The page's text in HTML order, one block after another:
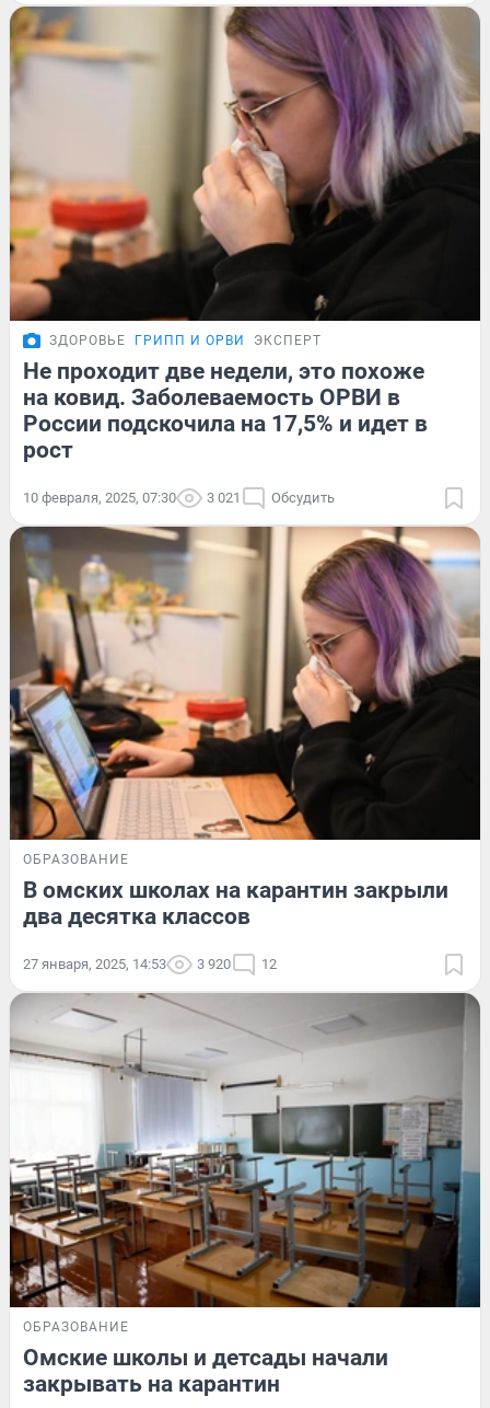
ЗДОРОВЬЕ ГРИПП И ОРВИ ЭКСПЕРТ
Не проходит две недели, это похоже
на ковид. Заболеваемость ОРВИ в
России подскочила на 17,5% и идет в
рост
10 февраля, 2025, 07:30 3 021 Обсудить
ОБРАЗОВАНИЕ
В омских школах на карантин закрыли
два десятка классов
27 января, 2025, 14:53 3 920 12
ОБРАЗОВАНИЕ
Омские школы и детсады начали
закрывать на карантин